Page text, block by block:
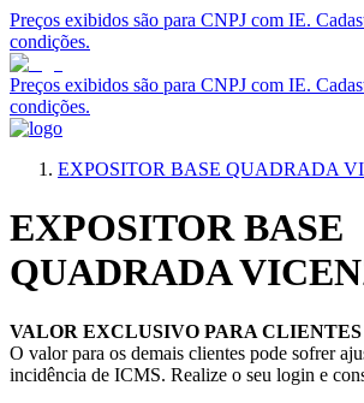
Preços exibidos são para CNPJ com IE.
condições.
Preços exibidos são para CNPJ com IE.
condições.
EXPOSITOR BASE QUADRADA
EXPOSITOR BASE
QUADRADA
VALOR EXCLUSIVO PARA
O valor para os demais clientes pode sofrer
incidência de ICMS. Realize o seu login e